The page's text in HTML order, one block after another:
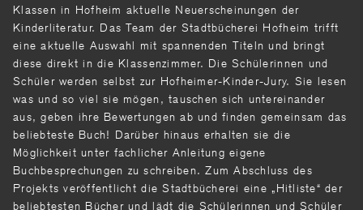
Klassen in Hofheim aktuelle Neuerscheinungen der
Kinderliteratur. Das Team der Stadtbücherei Hofheim trifft
eine aktuelle Auswahl mit spannenden Titeln und bringt
diese direkt in die Klassenzimmer. Die Schülerinnen und
Schüler werden selbst zur Hofheimer-Kinder-Jury. Sie lesen
was und so viel sie mögen, tauschen sich untereinander
aus, geben ihre Bewertungen ab und finden gemeinsam das
beliebteste Buch! Darüber hinaus erhalten sie die
Möglichkeit unter fachlicher Anleitung eigene
Buchbesprechungen zu schreiben. Zum Abschluss des
Projekts veröffentlicht die Stadtbücherei eine „Hitliste“ der
beliebtesten Bücher und lädt die Schülerinnen und Schüler